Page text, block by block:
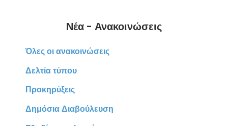
Νέα - Ανακοινώσεις
Όλες οι ανακοινώσεις
Δελτία τύπου
Προκηρύξεις
Δημόσια Διαβούλευση